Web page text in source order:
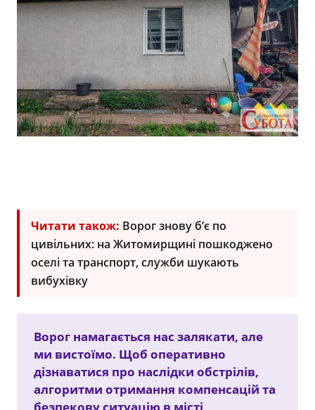
Читати також: Ворог знову б’є по
цивільних: на Житомирщині пошкоджено
оселі та транспорт, служби шукають
вибухівку
Ворог намагається нас залякати, але
ми вистоїмо. Щоб оперативно
дізнаватися про наслідки обстрілів,
алгоритми отримання компенсацій та
безпекову ситуацію в місті,